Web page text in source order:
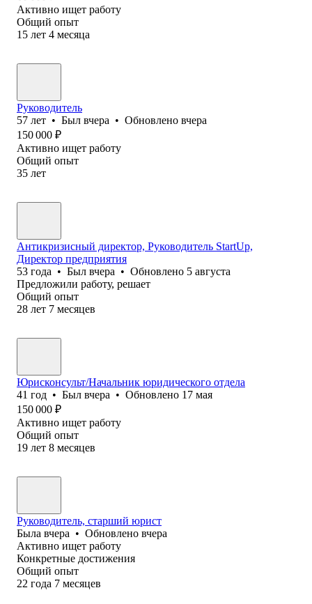
Активно ищет работу
Общий опыт
15 лет 4 месяца
Руководитель
57 лет • Был вчера • Обновлено вчера
150 000 ₽
Активно ищет работу
Общий опыт
35 лет
Антикризисный директор, Руководитель StartUp,
Директор предприятия
53 года • Был вчера • Обновлено 5 августа
Предложили работу, решает
Общий опыт
28 лет 7 месяцев
Юрисконсульт/Начальник юридического отдела
41 год • Был вчера • Обновлено 17 мая
150 000 ₽
Активно ищет работу
Общий опыт
19 лет 8 месяцев
Руководитель, старший юрист
Была вчера • Обновлено вчера
Активно ищет работу
Конкретные достижения
Общий опыт
22 года 7 месяцев